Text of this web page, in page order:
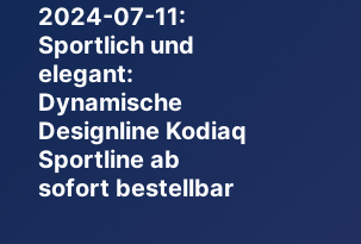
2024-07-11:
Sportlich und
elegant:
Dynamische
Designline Kodiaq
Sportline ab
sofort bestellbar